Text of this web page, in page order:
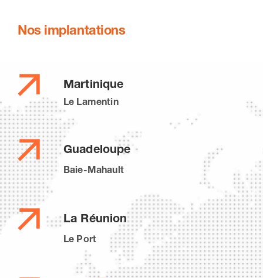
Nos implantations
Martinique
Le Lamentin
Guadeloupe
Baie-Mahault
La Réunion
Le Port